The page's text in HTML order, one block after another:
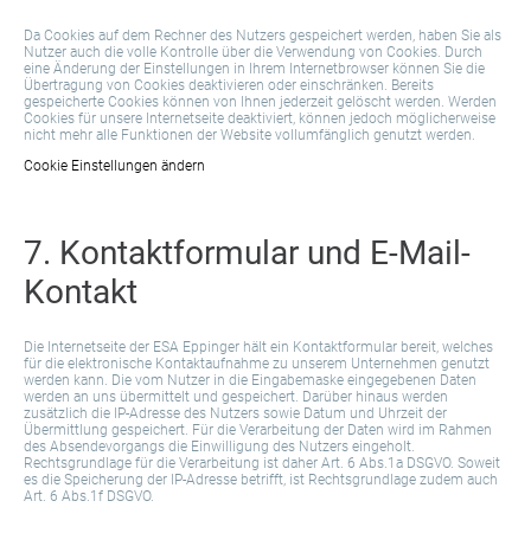
Da Cookies auf dem Rechner des Nutzers gespeichert werden, haben Sie als
Nutzer auch die volle Kontrolle über die Verwendung von Cookies. Durch
eine Änderung der Einstellungen in Ihrem Internetbrowser können Sie die
Übertragung von Cookies deaktivieren oder einschränken. Bereits
gespeicherte Cookies können von Ihnen jederzeit gelöscht werden. Werden
Cookies für unsere Internetseite deaktiviert, können jedoch möglicherweise
nicht mehr alle Funktionen der Website vollumfänglich genutzt werden.
Cookie Einstellungen ändern
7. Kontaktformular und E-Mail-
Kontakt
Die Internetseite der ESA Eppinger hält ein Kontaktformular bereit, welches
für die elektronische Kontaktaufnahme zu unserem Unternehmen genutzt
werden kann. Die vom Nutzer in die Eingabemaske eingegebenen Daten
werden an uns übermittelt und gespeichert. Darüber hinaus werden
zusätzlich die IP-Adresse des Nutzers sowie Datum und Uhrzeit der
Übermittlung gespeichert. Für die Verarbeitung der Daten wird im Rahmen
des Absendevorgangs die Einwilligung des Nutzers eingeholt.
Rechtsgrundlage für die Verarbeitung ist daher Art. 6 Abs.1a DSGVO. Soweit
es die Speicherung der IP-Adresse betrifft, ist Rechtsgrundlage zudem auch
Art. 6 Abs.1f DSGVO.